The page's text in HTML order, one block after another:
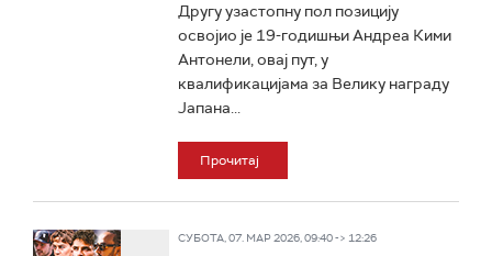
Другу узастопну пол позицију
освојио је 19-годишњи Андреа Кими
Антонели, овај пут, у
квалификацијама за Велику награду
Јапана...
Прочитај
СУБОТА, 07. МАР 2026, 09:40 -> 12:26